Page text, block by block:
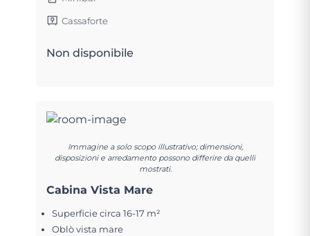
Cassaforte
Non disponibile
Immagine a solo scopo illustrativo; dimensioni,
disposizioni e arredamento possono differire da quelli
mostrati.
Cabina Vista Mare
Superficie circa 16-17 m²
Oblò vista mare